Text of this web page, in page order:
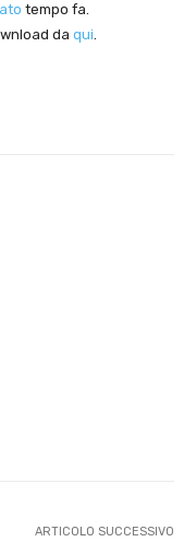
tempo fa.
da qui.
ARTICOLO SUCCESSIVO